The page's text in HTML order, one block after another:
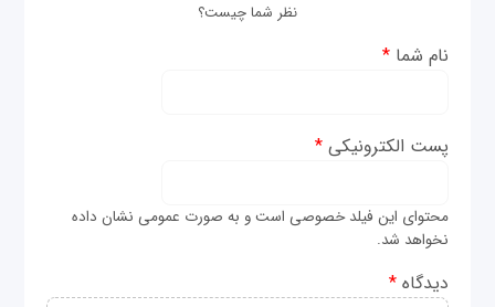
نظر شما چیست؟
نام شما*
پست الکترونیکی*
محتوای این فیلد خصوصی است و به صورت عمومی نشان داده
نخواهد شد.
دیدگاه*